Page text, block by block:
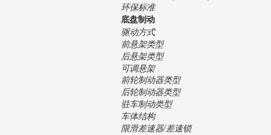
环保标准
底盘制动
驱动方式
前悬架类型
后悬架类型
可调悬架
前轮制动器类型
后轮制动器类型
驻车制动类型
车体结构
限滑差速器/差速锁